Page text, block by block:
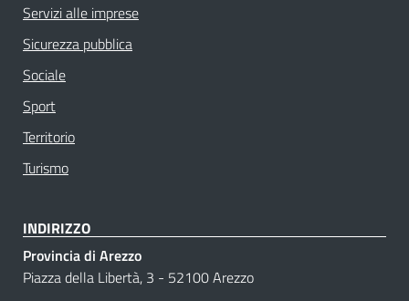
Servizi alle imprese
Sicurezza pubblica
Sociale
Sport
Territorio
Turismo
INDIRIZZO
Provincia di Arezzo
Piazza della Libertà, 3 - 52100 Arezzo